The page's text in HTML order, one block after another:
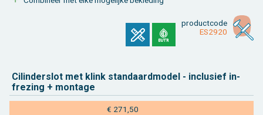
product­code
ES­2920
Ci­lin­der­slot met klink stan­daard­mo­del - in­clu­sief in­
fre­zing + mon­ta­ge
€ 271,50